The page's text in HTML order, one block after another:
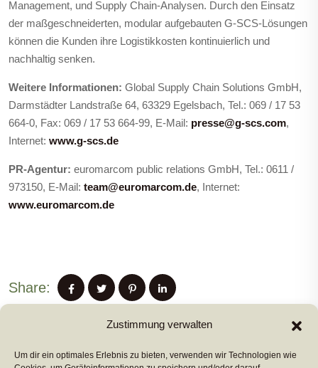
Zustimmung verwalten
Um dir ein optimales Erlebnis zu bieten, verwenden wir Technologien wie
Management, und Supply Chain-Analysen. Durch den Einsatz
der maßgeschneiderten, modular aufgebauten G-SCS-Lösungen
können die Kunden ihre Logistikkosten kontinuierlich und
nachhaltig senken.
Weitere Informationen: Global Supply Chain Solutions GmbH,
Darmstädter Landstraße 64, 63329 Egelsbach, Tel.: 069 / 17 53
664-0, Fax: 069 / 17 53 664-99, E-Mail: presse@g-scs.com,
Internet: www.g-scs.de
PR-Agentur: euromarcom public relations GmbH, Tel.: 0611 /
973150, E-Mail: team@euromarcom.de, Internet:
www.euromarcom.de
Share:
PREVIUS POST